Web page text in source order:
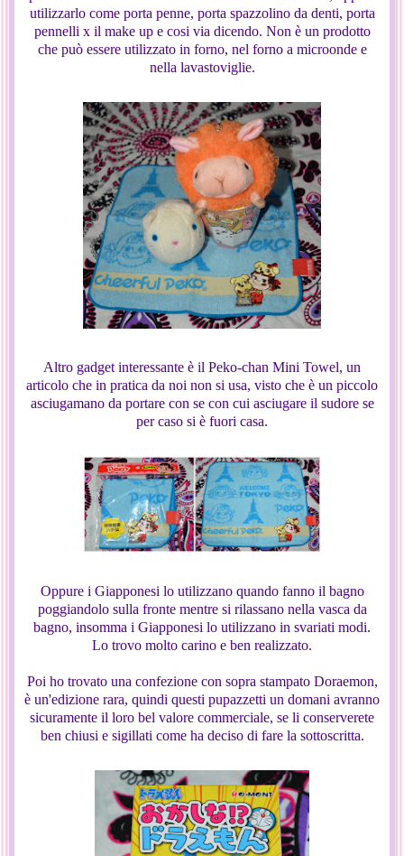
utilizzarlo come porta penne, porta spazzolino da denti, porta
pennelli x il make up e cosi via dicendo. Non è un prodotto
che può essere utilizzato in forno, nel forno a microonde e
nella lavastoviglie.
Altro gadget interessante è il Peko-chan Mini Towel, un
articolo che in pratica da noi non si usa, visto che è un piccolo
asciugamano da portare con se con cui asciugare il sudore se
per caso si è fuori casa.
Oppure i Giapponesi lo utilizzano quando fanno il bagno
poggiandolo sulla fronte mentre si rilassano nella vasca da
bagno, insomma i Giapponesi lo utilizzano in svariati modi.
Lo trovo molto carino e ben realizzato.
Poi ho trovato una confezione con sopra stampato Doraemon,
è un'edizione rara, quindi questi pupazzetti un domani avranno
sicuramente il loro bel valore commerciale, se li conserverete
ben chiusi e sigillati come ha deciso di fare la sottoscritta.